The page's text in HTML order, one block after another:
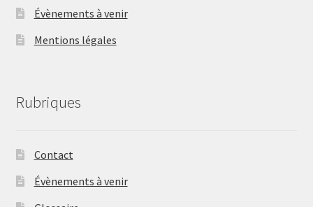
Évènements à venir
Mentions légales
Rubriques
Contact
Évènements à venir